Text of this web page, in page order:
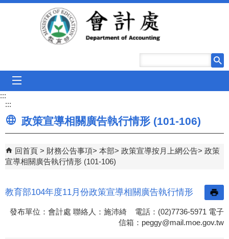
跳到主要內容區塊
:::
:::
政策宣導相關廣告執行情形 (101-106)
回首頁 財務公告事項 本部 政策宣導按月上網公告
政策
宣導相關廣告執行情形 (101-106)
教育部104年度11月份政策宣導相關廣告執行情形
發布單位：會計處 聯絡人：施沛綺 電話：(02)7736-5971 電子
信箱： peggy@mail.moe.gov.tw